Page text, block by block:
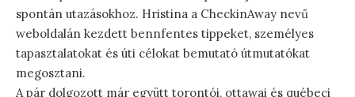
spontán utazásokhoz. Hristina a CheckinAway nevű
weboldalán kezdett bennfentes tippeket, személyes
tapasztalatokat és úti célokat bemutató útmutatókat
megosztani.
A pár dolgozott már együtt torontói, ottawai és québeci